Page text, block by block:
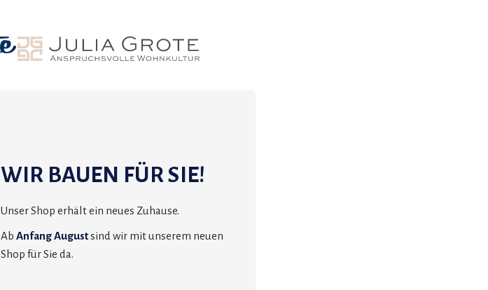
WIR BAUEN FÜR SIE!
Unser Shop erhält ein neues Zuhause.
Ab Anfang Augustsind wir mit unserem neuen
Shop für Sie da.